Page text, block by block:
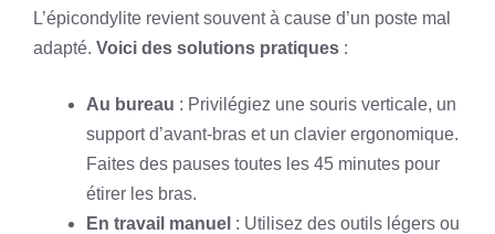
L’épicondylite revient souvent à cause d’un poste mal
adapté. Voici des solutions pratiques :
Au bureau : Privilégiez une souris verticale, un
support d’avant-bras et un clavier ergonomique.
Faites des pauses toutes les 45 minutes pour
étirer les bras.
En travail manuel : Utilisez des outils légers ou